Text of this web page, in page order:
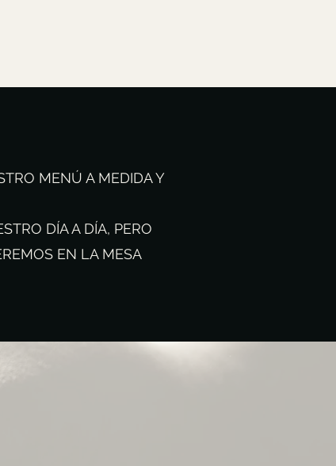
MENÚ A MEDIDA Y
DÍA A DÍA, PERO
EN LA MESA